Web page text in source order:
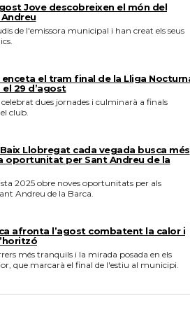
Jove descobreixen el món del
de l'emissora municipal i han creat els seus
enceta el tram final de la Lliga
29 d’agost
dues jornades i culminarà a finals
club.
Llobregat cada vegada busca més
oportunitat per Sant Andreu de la
2025 obre noves oportunitats per als
Andreu de la Barca.
afronta l’agost combatent la calor i
més tranquils i la mirada posada en els
que marcarà el final de l'estiu al municipi.